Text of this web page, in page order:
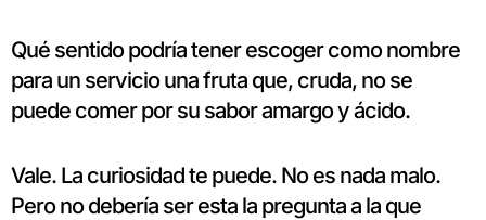
Qué sentido podría tener escoger como nombre
para un servicio una fruta que, cruda, no se
puede comer por su sabor amargo y ácido.
Vale. La curiosidad te puede. No es nada malo.
Pero no debería ser esta la pregunta a la que